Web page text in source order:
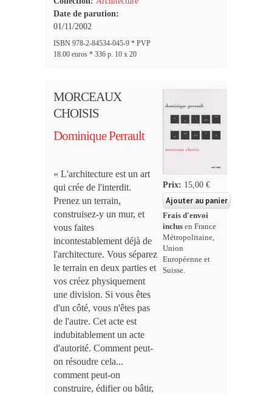
Date de parution:
01/11/2002
ISBN 978-2-84534-045-9 * PVP
18.00 euros * 336 p. 10 x 20
MORCEAUX
CHOISIS
Dominique Perrault
« L'architecture est un art
qui crée de l'interdit.
Prenez un terrain,
construisez-y un mur, et
vous faites
incontestablement déjà de
l'architecture. Vous séparez
le terrain en deux parties et
vos créez physiquement
une division. Si vous êtes
d'un côté, vous n'êtes pas
de l'autre. Cet acte est
indubitablement un acte
d'autorité. Comment peut-
on résoudre cela...
comment peut-on
construire, édifier ou bâtir,
Prix: 15,00 €
Frais d'envoi
inclus en France
Métropolitaine,
Union
Européenne et
Suisse.